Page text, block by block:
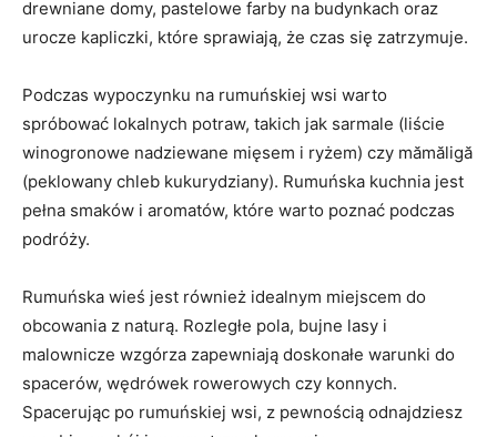
drewniane domy, pastelowe farby na ⁣budynkach ⁢oraz
urocze⁤ kapliczki, które⁢ sprawiają,⁢ że ‍czas się⁣ zatrzymuje.
Podczas wypoczynku⁤ na⁢ rumuńskiej wsi warto‍
spróbować ‍lokalnych potraw, ⁢takich jak sarmale (liście
winogronowe⁣ nadziewane mięsem i ryżem) czy mămăligă
(peklowany chleb ⁤kukurydziany). ⁢Rumuńska⁣ kuchnia ‍jest
pełna smaków i aromatów, które warto poznać⁣ podczas
podróży.
Rumuńska wieś jest również idealnym miejscem⁤ do
obcowania z naturą.⁣ Rozległe‌ pola, bujne lasy i
malownicze wzgórza zapewniają doskonałe⁣ warunki do
⁢spacerów, wędrówek rowerowych czy⁢ konnych.
Spacerując po rumuńskiej wsi,‌ z pewnością odnajdziesz